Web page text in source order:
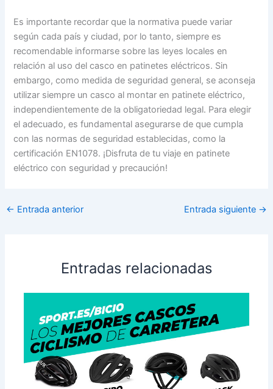
Es importante recordar que la normativa puede variar
según cada país y ciudad, por lo tanto, siempre es
recomendable informarse sobre las leyes locales en
relación al uso del casco en patinetes eléctricos. Sin
embargo, como medida de seguridad general, se aconseja
utilizar siempre un casco al montar en patinete eléctrico,
independientemente de la obligatoriedad legal. Para elegir
el adecuado, es fundamental asegurarse de que cumpla
con las normas de seguridad establecidas, como la
certificación EN1078. ¡Disfruta de tu viaje en patinete
eléctrico con seguridad y precaución!
← Entrada anterior Entrada siguiente →
Entradas relacionadas